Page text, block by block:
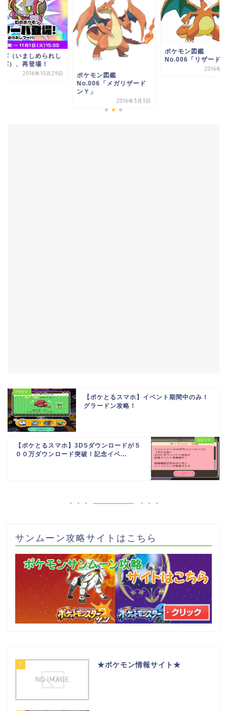
パ（いましめられし
パ）、再登場！
2016年10月29日
ポケモン図鑑
No.006「メガリザード
ンＹ」
2016年3月3日
ポケモン図鑑
No.006「リザード
2016年3
【ポケとるスマホ】イベント期間中のみ！
グラードン攻略！
【ポケとるスマホ】3DSダウンロードが５
００万ダウンロード突破！記念イベ...
サンムーン攻略サイトはこちら
1 ★ポケモン情報サイト★